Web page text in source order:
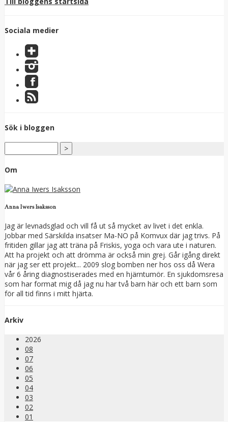
Sociala medier
Sök i bloggen
Om
Anna Iwers Isaksson
Jag är levnadsglad och vill få ut så mycket av livet i det enkla.
Jobbar med Särskilda insatser Ma-NO på Komvux där jag trivs. På
fritiden gillar jag att träna på Friskis, yoga och vara ute i naturen.
Att ha projekt och att drömma är också min grej. Går igång direkt
när jag ser ett projekt... 2009 slog bomben ner hos oss då Wera
vår 6 åring diagnostiserades med en hjärntumör. En sjukdomsresa
som har format mig då jag nu har två barn här och ett barn som
för all tid finns i mitt hjärta.
Arkiv
2026
08
07
06
05
04
03
02
01